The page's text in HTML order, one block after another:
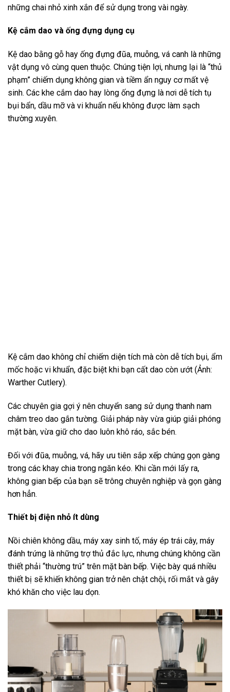
những chai nhỏ xinh xắn để sử dụng trong vài ngày.
Kệ cắm dao và ống đựng dụng cụ
Kệ dao bằng gỗ hay ống đựng đũa, muỗng, vá canh là những
vật dụng vô cùng quen thuộc. Chúng tiện lợi, nhưng lại là “thủ
phạm” chiếm dụng không gian và tiềm ẩn nguy cơ mất vệ
sinh. Các khe cắm dao hay lòng ống đựng là nơi dễ tích tụ
bụi bẩn, dầu mỡ và vi khuẩn nếu không được làm sạch
thường xuyên.
Kệ cắm dao không chỉ chiếm diện tích mà còn dễ tích bụi, ẩm
mốc hoặc vi khuẩn, đặc biệt khi bạn cất dao còn ướt (Ảnh:
Warther Cutlery).
Các chuyên gia gợi ý nên chuyển sang sử dụng thanh nam
châm treo dao gắn tường. Giải pháp này vừa giúp giải phóng
mặt bàn, vừa giữ cho dao luôn khô ráo, sắc bén.
Đối với đũa, muỗng, vá, hãy ưu tiên sắp xếp chúng gọn gàng
trong các khay chia trong ngăn kéo. Khi cần mới lấy ra,
không gian bếp của bạn sẽ trông chuyên nghiệp và gọn gàng
hơn hẳn.
Thiết bị điện nhỏ ít dùng
Nồi chiên không dầu, máy xay sinh tố, máy ép trái cây, máy
đánh trứng là những trợ thủ đắc lực, nhưng chúng không cần
thiết phải “thường trú” trên mặt bàn bếp. Việc bày quá nhiều
thiết bị sẽ khiến không gian trở nên chật chội, rối mắt và gây
khó khăn cho việc lau dọn.